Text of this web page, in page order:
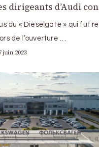
dirigeants d’Audi
du « Dieselgate » qui fut
de l’ouverture …
juin 2023